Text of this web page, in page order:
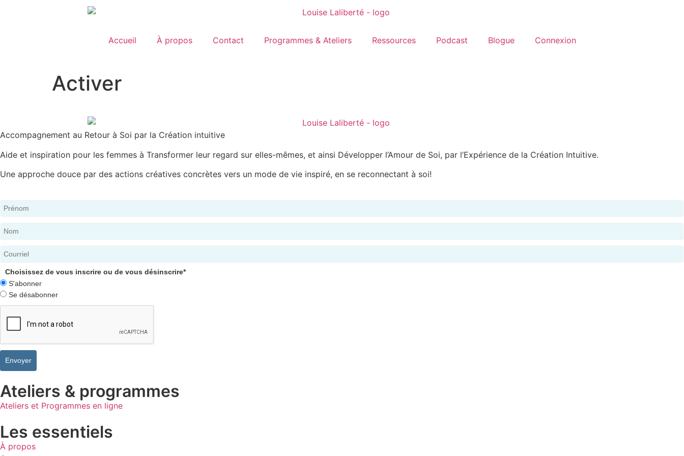
Accueil À propos Contact Programmes & Ateliers Ressources Podcast Blogue Connexion
Activer
Accompagnement au Retour à Soi par la Création intuitive
Aide et inspiration pour les femmes à Transformer leur regard sur elles-mêmes, et ainsi Développer l’Amour de Soi, par l’Expérience de la Création Intuitive.
Une approche douce par des actions créatives concrètes vers un mode de vie inspiré, en se reconnectant à soi!
Choisissez de vous inscrire ou de vous désinscrire*
S'abonner
Se désabonner
Envoyer
Ateliers & programmes
Ateliers et Programmes en ligne
Les essentiels
À propos